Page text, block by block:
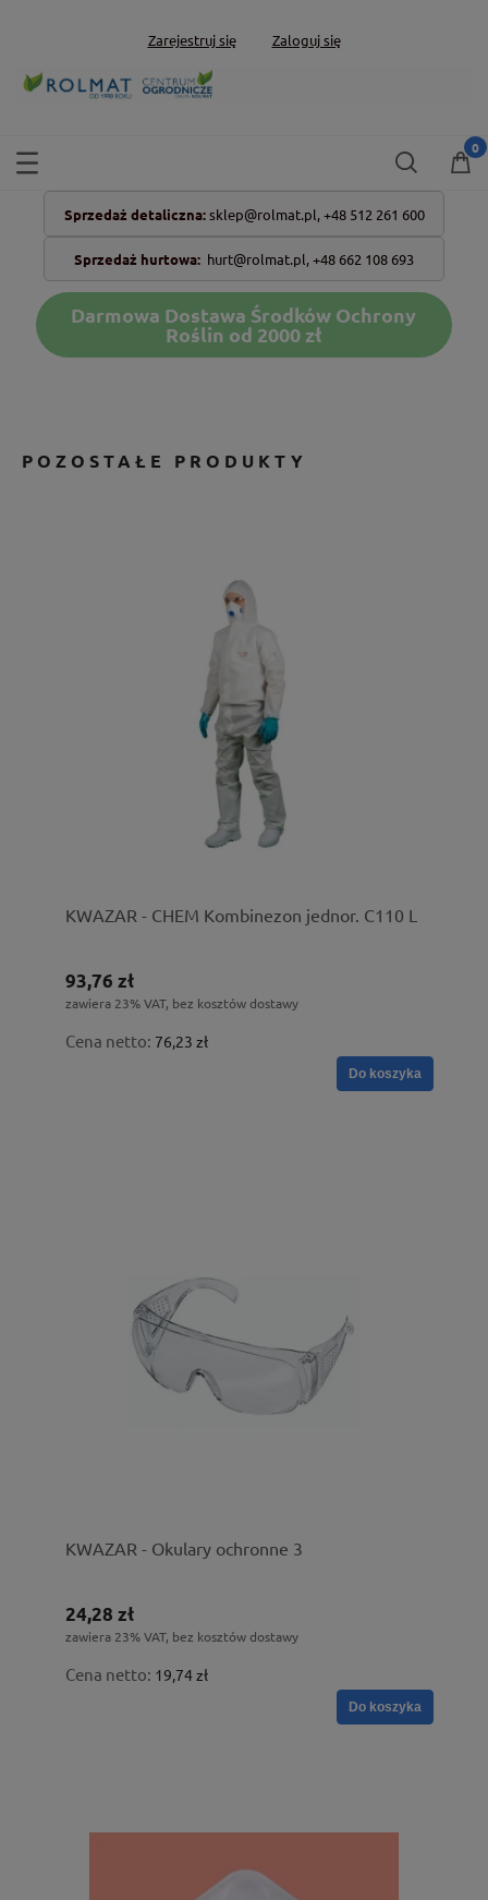
Zarejestruj się Zaloguj się
Sprzedaż detaliczna: sklep@rolmat.pl, +48 512 261 600
Sprzedaż hurtowa: hurt@rolmat.pl,+48 662 108 693
Darmowa Dostawa Środków Ochrony
Roślin od 2000 zł
POZOSTAŁE PRODUKTY
KWAZAR - CHEM Kombinezon jednor. C110 L
93,76 zł
zawiera 23% VAT, bez kosztów dostawy
Cena netto: 76,23 zł
Do koszyka
KWAZAR - Okulary ochronne 3
24,28 zł
zawiera 23% VAT, bez kosztów dostawy
Cena netto: 19,74 zł
Do koszyka